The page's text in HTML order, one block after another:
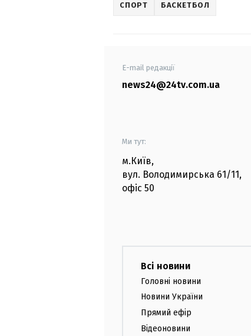
СПОРТ БАСКЕТБОЛ
E-mail редакції
news24@24tv.com.ua
Ми тут:
м.Київ,
вул. Володимирська 61/11,
офіс 50
Всі новини
Головні новини
Новини України
Прямий ефір
Відеоновини